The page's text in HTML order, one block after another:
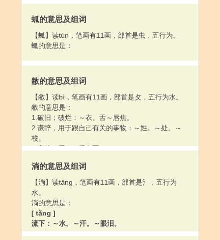
蛌的意思及组词
【蛌】读tún，笔画有11画，部首是虫，五行为。
蛌的意思是：
敝的意思及组词
【敝】读bì，笔画有11画，部首是攵，五行为水。
敝的意思是：
1.破旧；破烂：～衣。舌～唇焦。
2.谦辞，用于跟自己有关的事物：～姓。～处。～
校。
3.衰败：凋～。经久不～。
淌的意思及组词
【淌】读tǎng，笔画有11画，部首是氵，五行为
水。
淌的意思是：
[ tǎng ]
流下：～水。～汗。～眼泪。
[ chǎng ]